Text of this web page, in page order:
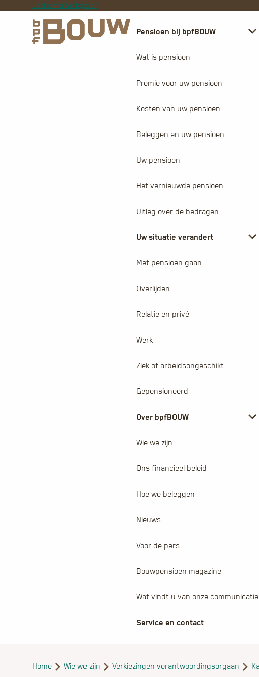
DeelnemerWerkgever
Pensioen bij bpfBOUW
Wat is pensioen
Premie voor uw pensioen
Kosten van uw pensioen
Beleggen en uw pensioen
Uw pensioen
Het vernieuwde pensioen
Uitleg over de bedragen
Uw situatie verandert
Met pensioen gaan
Overlijden
Relatie en privé
Werk
Ziek of arbeidsongeschikt
Gepensioneerd
Over bpfBOUW
Wie we zijn
Ons financieel beleid
Hoe we beleggen
Nieuws
Voor de pers
Bouwpensioen magazine
Wat vindt u van onze communicatie
Service en contact